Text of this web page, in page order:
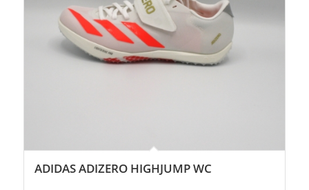
ADIDAS ADIZERO HIGHJUMP WC